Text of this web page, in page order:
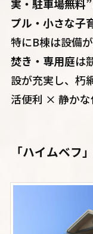
実・駐車場無料
プル・小さな子
特にB棟は設備が
焚き・専用庭は
設が充実し、朽
活便利 × 静かな
「ハイムベフ」